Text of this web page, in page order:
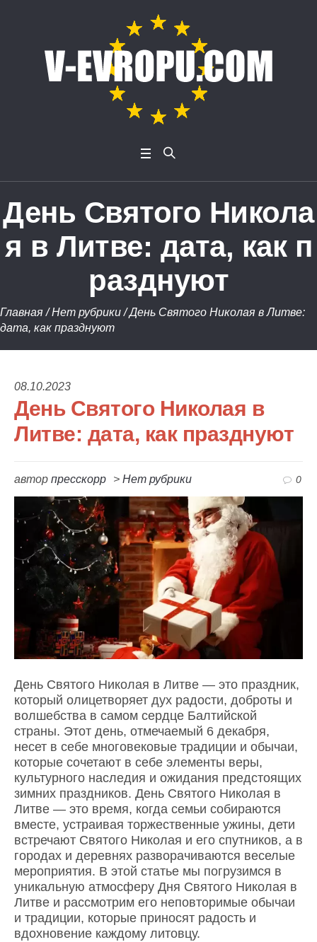
День Святого Никола
я в Литве: дата, как п
разднуют
Главная /Нет рубрики /День Святого Николая в Литве:
дата, как празднуют
08.10.2023
День Святого Николая в
Литве: дата, как празднуют
автор пресскорр > Нет рубрики 0
День Святого Николая в Литве — это праздник,
который олицетворяет дух радости, доброты и
волшебства в самом сердце Балтийской
страны. Этот день, отмечаемый 6 декабря,
несет в себе многовековые традиции и обычаи,
которые сочетают в себе элементы веры,
культурного наследия и ожидания предстоящих
зимних праздников. День Святого Николая в
Литве — это время, когда семьи собираются
вместе, устраивая торжественные ужины, дети
встречают Святого Николая и его спутников, а в
городах и деревнях разворачиваются веселые
мероприятия. В этой статье мы погрузимся в
уникальную атмосферу Дня Святого Николая в
Литве и рассмотрим его неповторимые обычаи
и традиции, которые приносят радость и
вдохновение каждому литовцу.